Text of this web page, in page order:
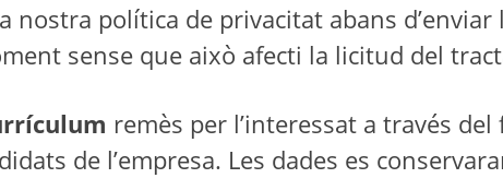
nostra política de privacitat abans
sense que això afecti la licitud del
remès per l’interessat a través
de l’empresa. Les dades es